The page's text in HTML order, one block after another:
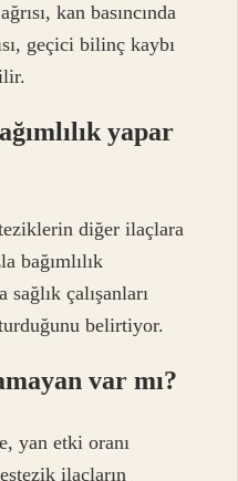
kan basıncında
geçici bilinç kaybı
yapar
diğer ilaçlara
bağımlılık
sağlık çalışanları
belirtiyor.
var mı?
yan etki oranı
ilaçların